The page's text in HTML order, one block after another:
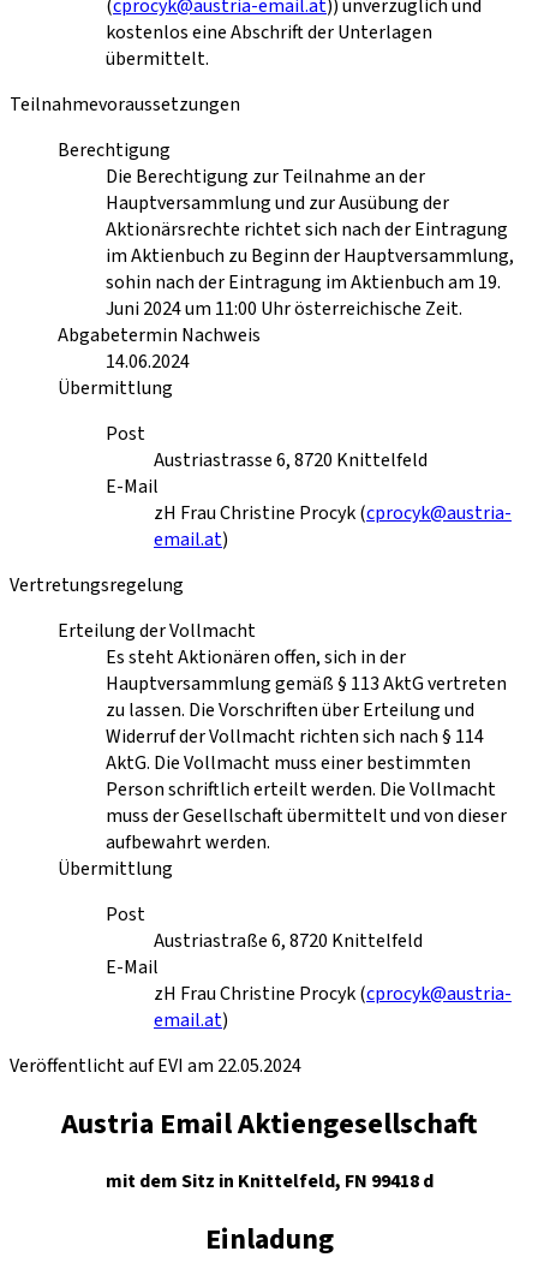
(cprocyk@austria-email.at)) unverzüglich und
kostenlos eine Abschrift der Unterlagen
übermittelt.
Teilnahmevoraussetzungen
Berechtigung
Die Berechtigung zur Teilnahme an der
Hauptversammlung und zur Ausübung der
Aktionärsrechte richtet sich nach der Eintragung
im Aktienbuch zu Beginn der Hauptversammlung,
sohin nach der Eintragung im Aktienbuch am 19.
Juni 2024 um 11:00 Uhr österreichische Zeit.
Abgabetermin Nachweis
14.06.2024
Übermittlung
Post
Austriastrasse 6, 8720 Knittelfeld
E-Mail
zH Frau Christine Procyk (cprocyk@austria-
email.at)
Vertretungsregelung
Erteilung der Vollmacht
Es steht Aktionären offen, sich in der
Hauptversammlung gemäß § 113 AktG vertreten
zu lassen. Die Vorschriften über Erteilung und
Widerruf der Vollmacht richten sich nach § 114
AktG. Die Vollmacht muss einer bestimmten
Person schriftlich erteilt werden. Die Vollmacht
muss der Gesellschaft übermittelt und von dieser
aufbewahrt werden.
Übermittlung
Post
Austriastraße 6, 8720 Knittelfeld
E-Mail
zH Frau Christine Procyk (cprocyk@austria-
email.at)
Veröffentlicht auf EVI am 22.05.2024
Austria Email Aktiengesellschaft
mit dem Sitz in Knittelfeld, FN 99418 d
Einladung